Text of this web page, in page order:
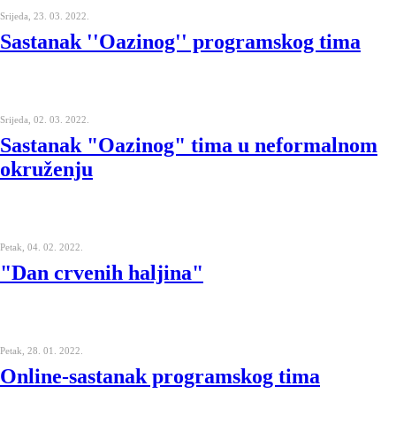
Srijeda, 23. 03. 2022.
Sastanak ''Oazinog'' programskog tima
Srijeda, 02. 03. 2022.
Sastanak "Oazinog" tima u neformalnom
okruženju
Petak, 04. 02. 2022.
"Dan crvenih haljina"
Petak, 28. 01. 2022.
Online-sastanak programskog tima